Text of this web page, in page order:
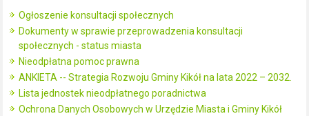
Ogłoszenie konsultacji społecznych
Dokumenty w sprawie przeprowadzenia konsultacji
społecznych - status miasta
Nieodpłatna pomoc prawna
ANKIETA -- Strategia Rozwoju Gminy Kikół na lata 2022 – 2032.
Lista jednostek nieodpłatnego poradnictwa
Ochrona Danych Osobowych w Urzędzie Miasta i Gminy Kikół